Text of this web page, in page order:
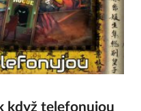
když telefonujou